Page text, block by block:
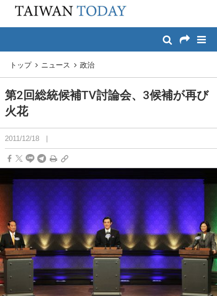
メイン コンテンツへスキップ
トップ ニュース 政治
第2回総統候補TV討論会、3候補が再び
火花
2011/12/18 |